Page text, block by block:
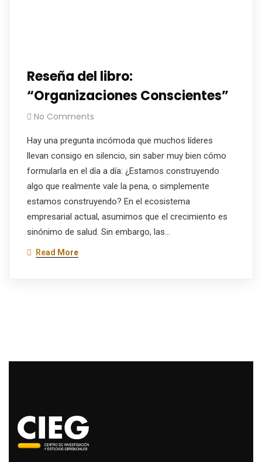
Reseña del libro:
“Organizaciones Conscientes”
No Comments
Hay una pregunta incómoda que muchos líderes
llevan consigo en silencio, sin saber muy bien cómo
formularla en el día a día: ¿Estamos construyendo
algo que realmente vale la pena, o simplemente
estamos construyendo? En el ecosistema
empresarial actual, asumimos que el crecimiento es
sinónimo de salud. Sin embargo, las…
Read More